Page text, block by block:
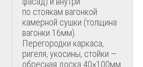
по стоякам вагонкой
камерной сушки (толщина
вагонки 16мм).
Перегородки каркаса,
ригеля, укосины, стойки —
обресная доска 40×100мм